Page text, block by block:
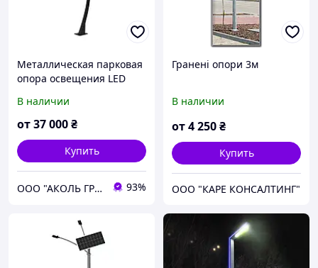
Металлическая парковая
опора освещения LED
В наличии
от37 000₴
Купить
ООО "АКОЛЬ ГРУП" 93%
Граненi опори 3м
В наличии
от4 250₴
Купить
ООО "КАРЕ КОНСАЛТИНГ"